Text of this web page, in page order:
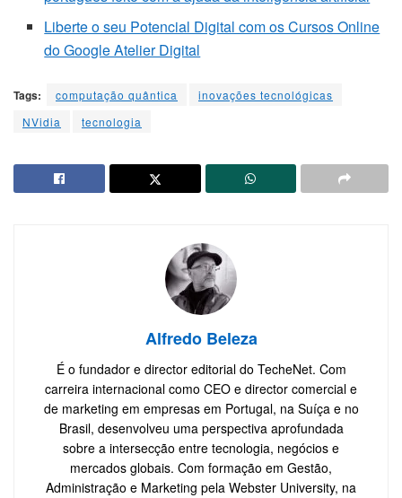
Liberte o seu Potencial Digital com os Cursos Online
do Google Atelier Digital
Tags: computação quântica
inovações tecnológicas
NVidia
tecnologia
Alfredo Beleza
É o fundador e director editorial do TecheNet. Com
carreira internacional como CEO e director comercial e
de marketing em empresas em Portugal, na Suíça e no
Brasil, desenvolveu uma perspectiva aprofundada
sobre a intersecção entre tecnologia, negócios e
mercados globais. Com formação em Gestão,
Administração e Marketing pela Webster University, na